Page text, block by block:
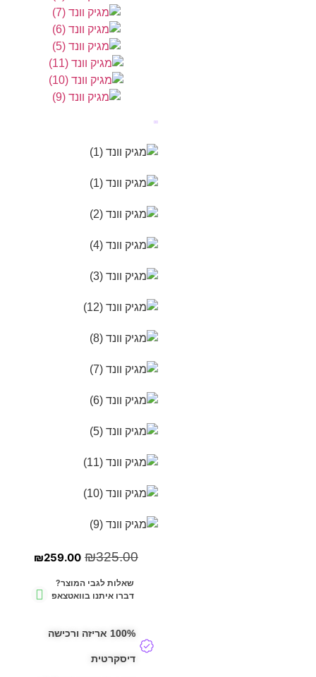
₪325.00
₪259.00
שאלות לגבי המוצר?
דברו איתנו בוואטצאפ
100% אריזה ורכישה
דיסקרטית